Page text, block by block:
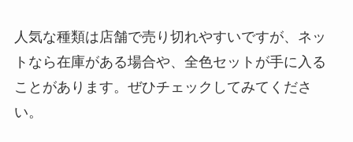
人気な種類は店舗で売り切れやすいですが、ネッ
トなら在庫がある場合や、全色セットが手に入る
ことがあります。ぜひチェックしてみてくださ
い。